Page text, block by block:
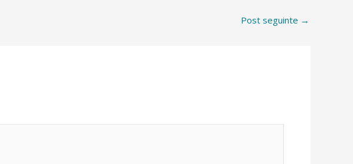
Post seguinte →